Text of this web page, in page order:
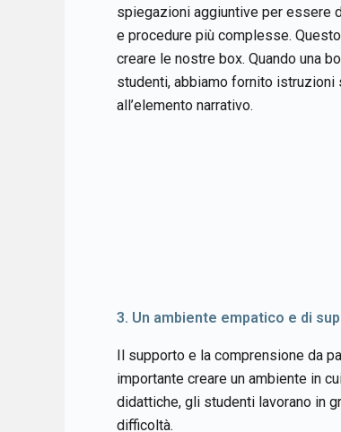
spiegazioni aggiuntive per essere
e procedure più complesse.
creare le nostre box. Quando una
studenti, abbiamo fornito
all’elemento narrativo.
3. Un ambiente empatico e di
Il supporto e la comprensione da
importante creare un ambiente in
didattiche, gli studenti lavorano in
difficoltà.